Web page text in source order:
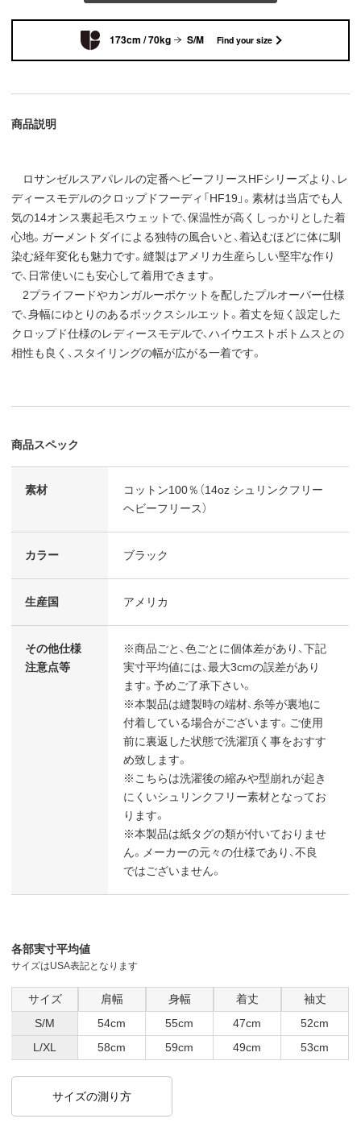
173cm / 70kg S/M Find your size
商品説明
ロサンゼルスアパレルの定番ヘビーフリースHFシリーズより、レ
ディースモデルのクロップドフーディ「HF19」。素材は当店でも人
気の14オンス裏起毛スウェットで、保温性が高くしっかりとした着
心地。ガーメントダイによる独特の風合いと、着込むほどに体に馴
染む経年変化も魅力です。縫製はアメリカ生産らしい堅牢な作り
で、日常使いにも安心して着用できます。
2プライフードやカンガルーポケットを配したプルオーバー仕様
で、身幅にゆとりのあるボックスシルエット。着丈を短く設定した
クロップド仕様のレディースモデルで、ハイウエストボトムスとの
相性も良く、スタイリングの幅が広がる一着です。
商品スペック
素材
コットン100％（14oz シュリンクフリー
ヘビーフリース）
カラー ブラック
生産国 アメリカ
その他仕様
注意点等
※商品ごと、色ごとに個体差があり、下記
実寸平均値には、最大3cmの誤差があり
ます。予めご了承下さい。
※本製品は縫製時の端材、糸等が裏地に
付着している場合がございます。ご使用
前に裏返した状態で洗濯頂く事をおすす
め致します。
※こちらは洗濯後の縮みや型崩れが起き
にくいシュリンクフリー素材となってお
ります。
※本製品は紙タグの類が付いておりませ
ん。メーカーの元々の仕様であり、不良
ではございません。
各部実寸平均値
サイズはUSA表記となります
サイズ 肩幅 身幅 着丈
袖丈
S/M
54cm 55cm 47cm
52cm
L/XL
58cm 59cm 49cm 53cm
サイズの測り方